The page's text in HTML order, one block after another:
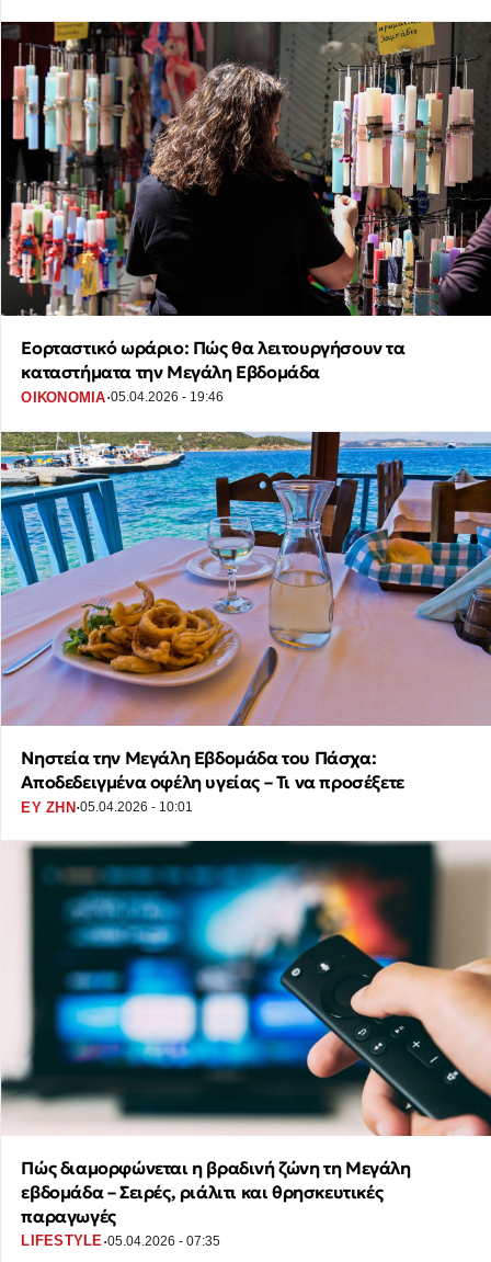
Εορταστικό ωράριο: Πώς θα λειτουργήσουν τα
καταστήματα την Μεγάλη Εβδομάδα
ΟΙΚΟΝΟΜΙΑ·05.04.2026 - 19:46
Νηστεία την Μεγάλη Εβδομάδα του Πάσχα:
Αποδεδειγμένα οφέλη υγείας – Τι να προσέξετε
ΕΥ ΖΗΝ·05.04.2026 - 10:01
Πώς διαμορφώνεται η βραδινή ζώνη τη Μεγάλη
εβδομάδα – Σειρές, ριάλιτι και θρησκευτικές
παραγωγές
LIFESTYLE·05.04.2026 - 07:35